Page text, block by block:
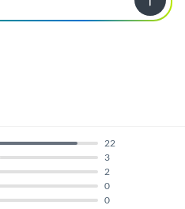
0
0
2
3
22